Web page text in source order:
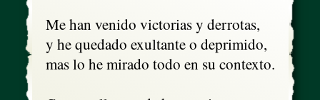
Me han venido victorias y derrotas,
y he quedado exultante o deprimido,
mas lo he mirado todo en su contexto.